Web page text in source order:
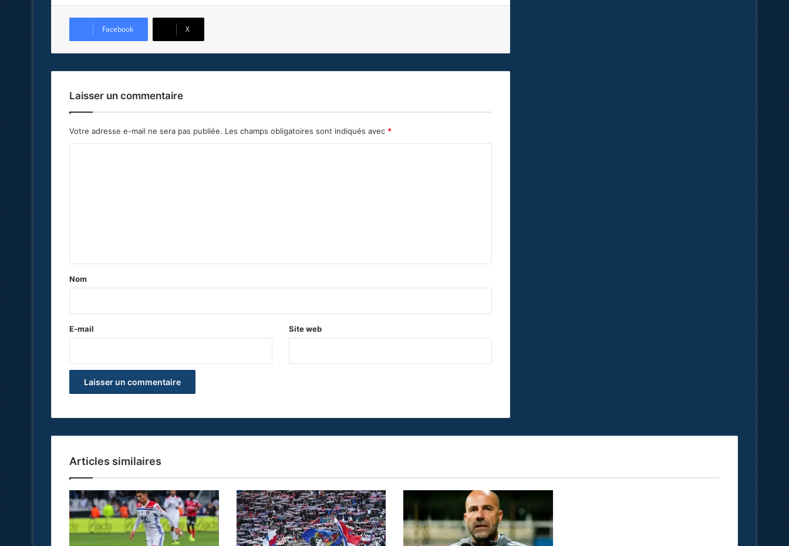
Facebook X
Laisser un commentaire
Votre adresse e-mail ne sera pas publiée. Les champs obligatoires sont indiqués avec *
a
e
Nom
E-mail Site web
Articles similaires